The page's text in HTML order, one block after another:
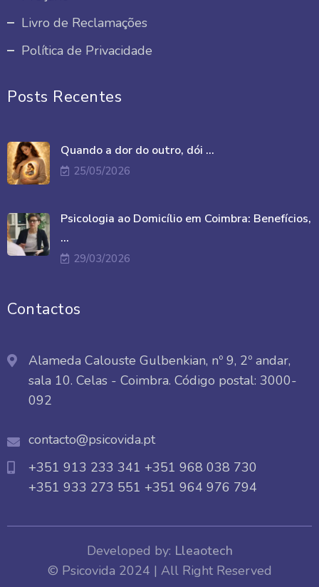
Livro de Reclamações
Política de Privacidade
Posts Recentes
Quando a dor do outro, dói ...
25/05/2026
Psicologia ao Domicílio em Coimbra: Benefícios,
...
29/03/2026
Contactos
Alameda Calouste Gulbenkian, nº 9, 2º andar,
sala 10. Celas - Coimbra. Código postal: 3000-
092
contacto@psicovida.pt
+351 913 233 341 +351 968 038 730
+351 933 273 551 +351 964 976 794
Developed by: Lleaotech
© Psicovida 2024 | All Right Reserved